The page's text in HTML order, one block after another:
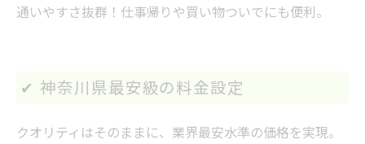
通いやすさ抜群！仕事帰りや買い物ついでにも便利。
✔ 神奈川県最安級の料金設定
クオリティはそのままに、業界最安水準の価格を実現。